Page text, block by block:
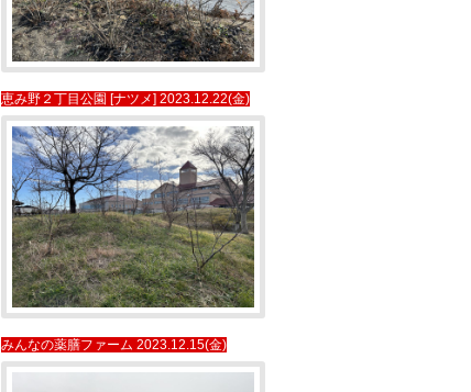
恵み野２丁目公園 [ナツメ] 2023.12.22(金)
みんなの薬膳ファーム 2023.12.15(金)